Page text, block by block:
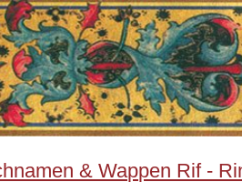
& Wappen Rif -